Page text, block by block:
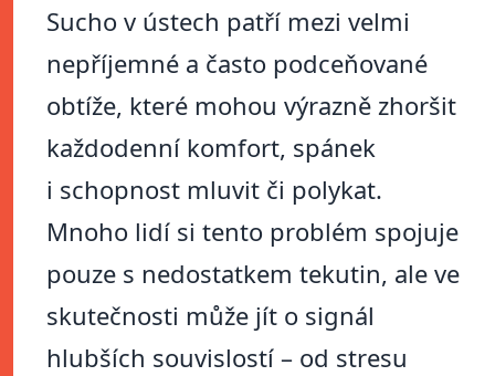
Sucho v ústech patří mezi velmi
nepříjemné a často podceňované
obtíže, které mohou výrazně zhoršit
každodenní komfort, spánek
i schopnost mluvit či polykat.
Mnoho lidí si tento problém spojuje
pouze s nedostatkem tekutin, ale ve
skutečnosti může jít o signál
hlubších souvislostí – od stresu